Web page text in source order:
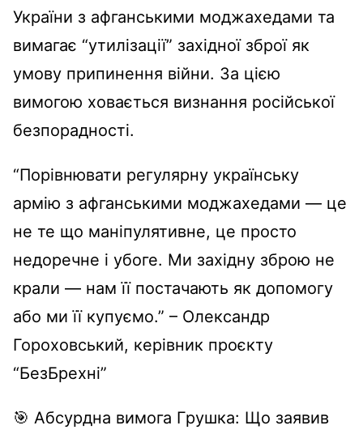
України з афганськими моджахедами та
вимагає “утилізації” західної зброї як
умову припинення війни. За цією
вимогою ховається визнання російської
безпорадності.
“Порівнювати регулярну українську
армію з афганськими моджахедами — це
не те що маніпулятивне, це просто
недоречне і убоге. Ми західну зброю не
крали — нам її постачають як допомогу
або ми її купуємо.” – Олександр
Гороховський, керівник проєкту
“БезБрехні”
🎯 Абсурдна вимога Грушка: Що заявив